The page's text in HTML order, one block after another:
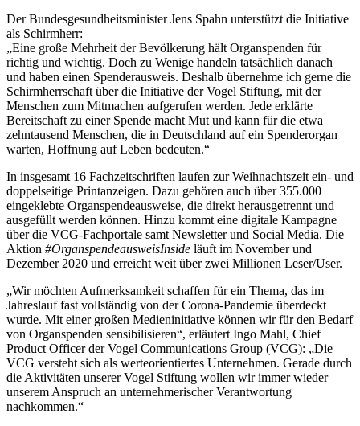
Der Bundesgesundheitsminister Jens Spahn unterstützt die Initiative
als Schirmherr:
„Eine große Mehrheit der Bevölkerung hält Organspenden für
richtig und wichtig. Doch zu Wenige handeln tatsächlich danach
und haben einen Spenderausweis. Deshalb übernehme ich gerne die
Schirmherrschaft über die Initiative der Vogel Stiftung, mit der
Menschen zum Mitmachen aufgerufen werden. Jede erklärte
Bereitschaft zu einer Spende macht Mut und kann für die etwa
zehntausend Menschen, die in Deutschland auf ein Spenderorgan
warten, Hoffnung auf Leben bedeuten.“
In insgesamt 16 Fachzeitschriften laufen zur Weihnachtszeit ein- und
doppelseitige Printanzeigen. Dazu gehören auch über 355.000
eingeklebte Organspendeausweise, die direkt herausgetrennt und
ausgefüllt werden können. Hinzu kommt eine digitale Kampagne
über die VCG-Fachportale samt Newsletter und Social Media. Die
Aktion #OrganspendeausweisInside läuft im November und
Dezember 2020 und erreicht weit über zwei Millionen Leser/User.
„Wir möchten Aufmerksamkeit schaffen für ein Thema, das im
Jahreslauf fast vollständig von der Corona-Pandemie überdeckt
wurde. Mit einer großen Medieninitiative können wir für den Bedarf
von Organspenden sensibilisieren“, erläutert Ingo Mahl, Chief
Product Officer der Vogel Communications Group (VCG): „Die
VCG versteht sich als werteorientiertes Unternehmen. Gerade durch
die Aktivitäten unserer Vogel Stiftung wollen wir immer wieder
unserem Anspruch an unternehmerischer Verantwortung
nachkommen.“